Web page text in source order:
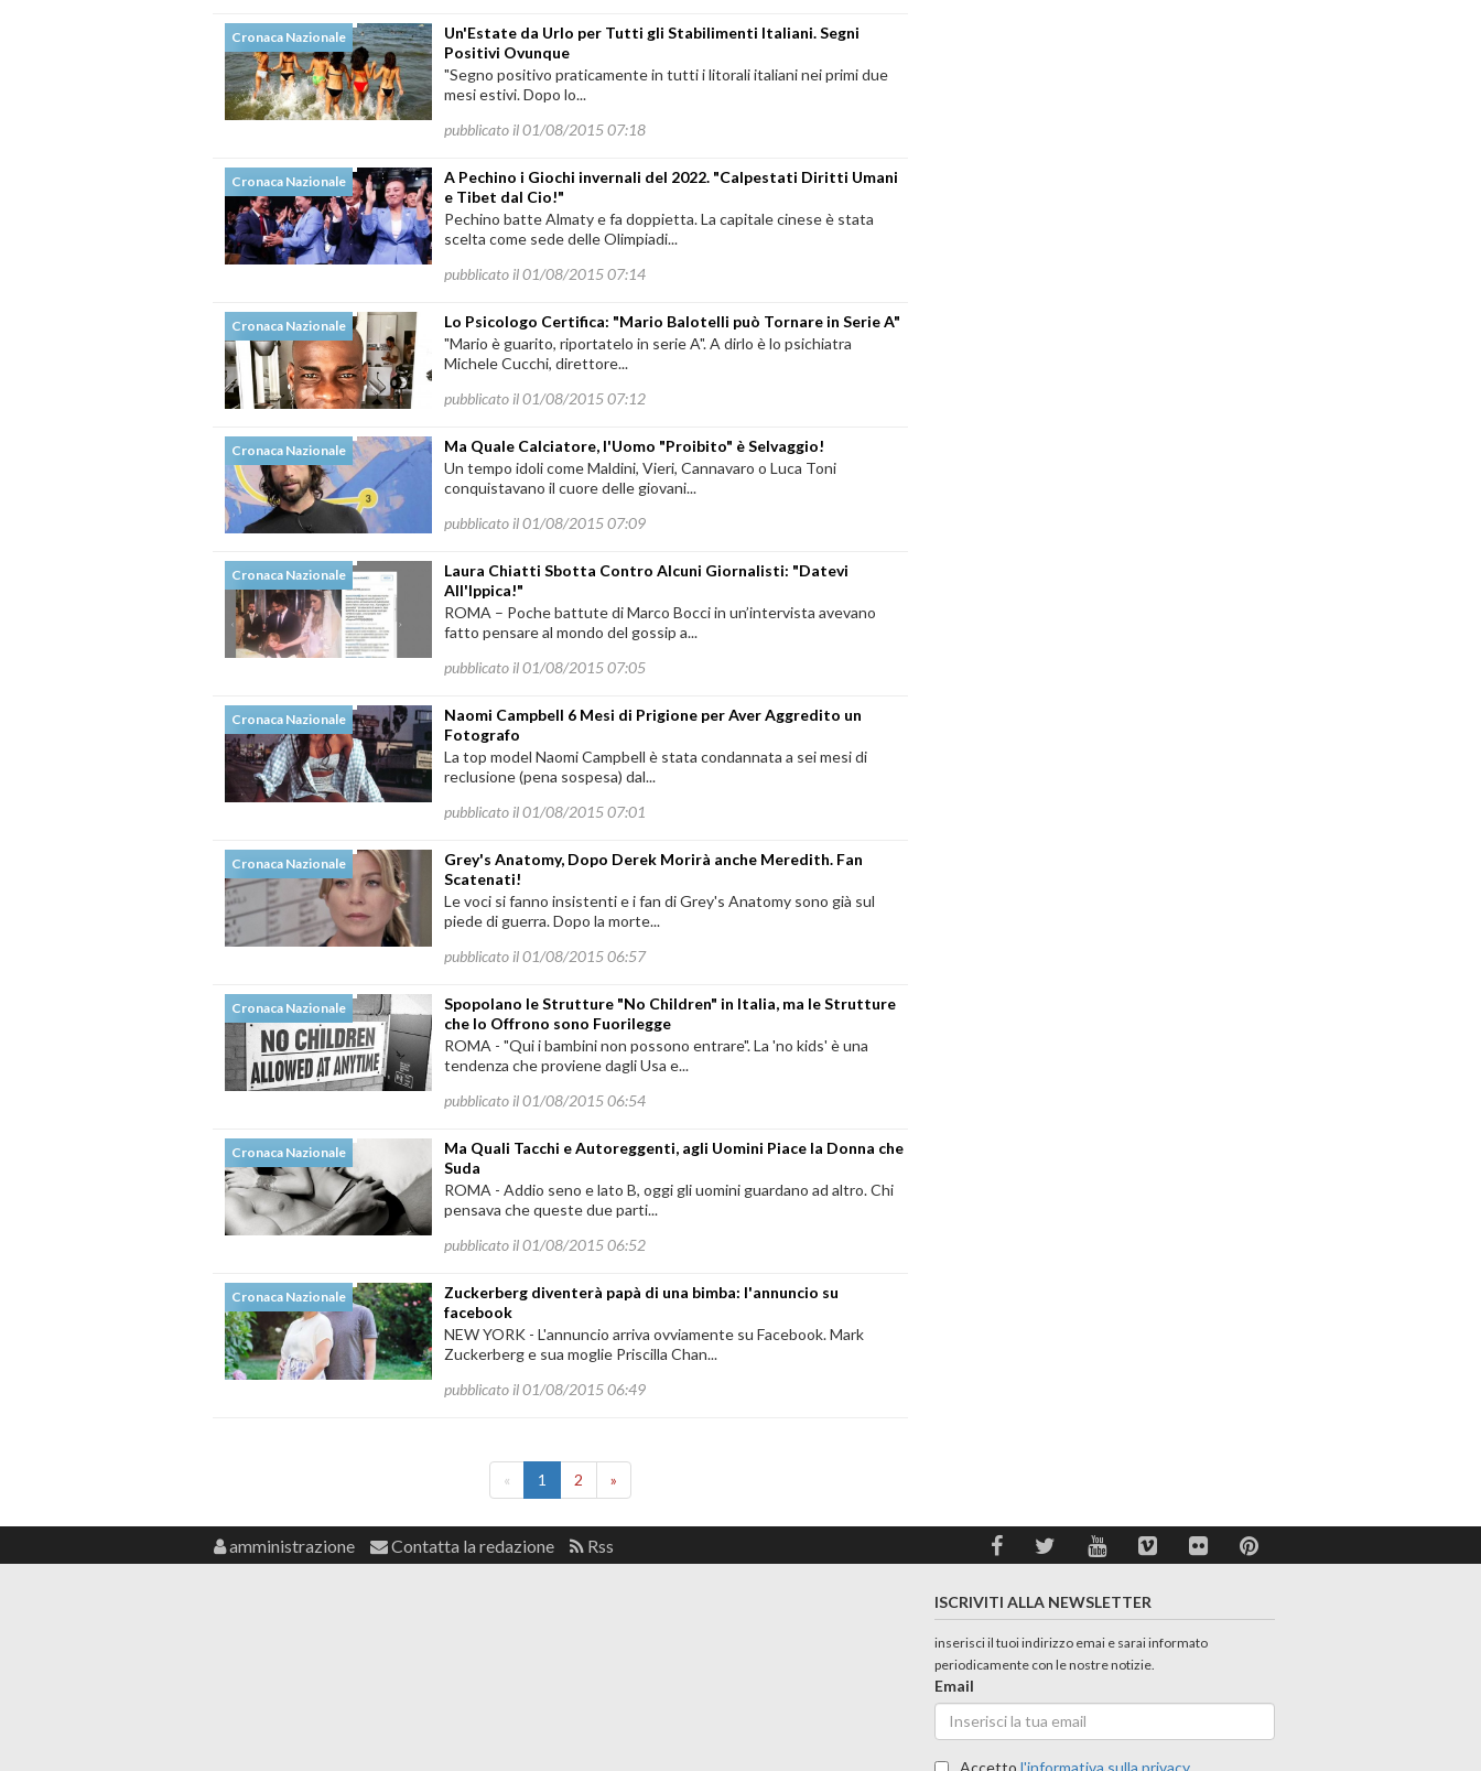
Cronaca Nazionale
Un'Estate da Urlo per Tutti gli Stabilimenti Italiani. Segni
Positivi Ovunque
"Segno positivo praticamente in tutti i litorali italiani nei primi due
mesi estivi. Dopo lo...
pubblicato il 01/08/2015 07:18
Cronaca Nazionale
A Pechino i Giochi invernali del 2022. "Calpestati Diritti Umani
e Tibet dal Cio!"
Pechino batte Almaty e fa doppietta. La capitale cinese è stata
scelta come sede delle Olimpiadi...
pubblicato il 01/08/2015 07:14
Cronaca Nazionale
Lo Psicologo Certifica: "Mario Balotelli può Tornare in Serie A"
"Mario è guarito, riportatelo in serie A". A dirlo è lo psichiatra
Michele Cucchi, direttore...
pubblicato il 01/08/2015 07:12
Cronaca Nazionale
Ma Quale Calciatore, l'Uomo "Proibito" è Selvaggio!
Un tempo idoli come Maldini, Vieri, Cannavaro o Luca Toni
conquistavano il cuore delle giovani...
pubblicato il 01/08/2015 07:09
Cronaca Nazionale
Laura Chiatti Sbotta Contro Alcuni Giornalisti: "Datevi
All'Ippica!"
ROMA – Poche battute di Marco Bocci in un’intervista avevano
fatto pensare al mondo del gossip a...
pubblicato il 01/08/2015 07:05
Cronaca Nazionale
Naomi Campbell 6 Mesi di Prigione per Aver Aggredito un
Fotografo
La top model Naomi Campbell è stata condannata a sei mesi di
reclusione (pena sospesa) dal...
pubblicato il 01/08/2015 07:01
Cronaca Nazionale
Grey's Anatomy, Dopo Derek Morirà anche Meredith. Fan
Scatenati!
Le voci si fanno insistenti e i fan di Grey's Anatomy sono già sul
piede di guerra. Dopo la morte...
pubblicato il 01/08/2015 06:57
Cronaca Nazionale
Spopolano le Strutture "No Children" in Italia, ma le Strutture
che lo Offrono sono Fuorilegge
ROMA - "Qui i bambini non possono entrare". La 'no kids' è una
tendenza che proviene dagli Usa e...
pubblicato il 01/08/2015 06:54
Cronaca Nazionale
Ma Quali Tacchi e Autoreggenti, agli Uomini Piace la Donna che
Suda
ROMA - Addio seno e lato B, oggi gli uomini guardano ad altro. Chi
pensava che queste due parti...
pubblicato il 01/08/2015 06:52
Cronaca Nazionale
Zuckerberg diventerà papà di una bimba: l'annuncio su
facebook
NEW YORK - L'annuncio arriva ovviamente su Facebook. Mark
Zuckerberg e sua moglie Priscilla Chan...
pubblicato il 01/08/2015 06:49
« 1 2 »
amministrazione Contatta la redazione Rss
ISCRIVITI ALLA NEWSLETTER
inserisci il tuoi indirizzo emai e sarai informato
periodicamente con le nostre notizie.
Email
Accettol'informativa sulla privacy